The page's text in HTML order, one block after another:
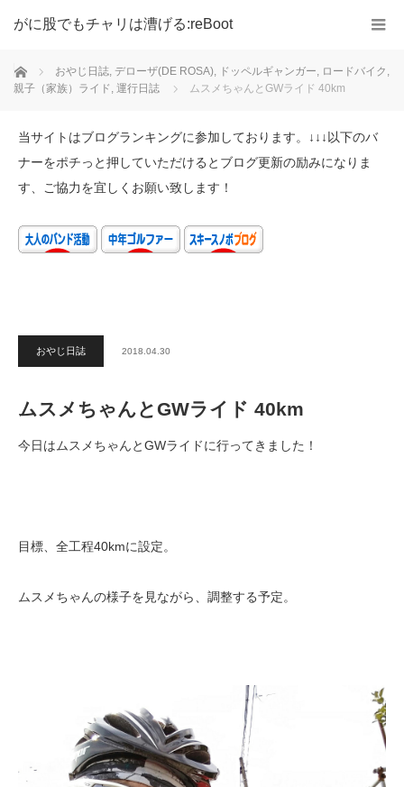
がに股でもチャリは漕げる:reBoot
ホーム おやじ日誌, デローザ(DE ROSA), ドッペルギャンガー, ロードバイク ,
親子（家族）ライド, 運行日誌 ムスメちゃんとGWライド 40km
当サイトはブログランキングに参加しております。↓↓↓以下のバ
ナーをポチっと押していただけるとブログ更新の励みになりま
す、ご協力を宜しくお願い致します！
おやじ日誌 2018.04.30
ムスメちゃんとGWライド 40km
今日はムスメちゃんとGWライドに行ってきました！
目標、全工程40kmに設定。
ムスメちゃんの様子を見ながら、調整する予定。